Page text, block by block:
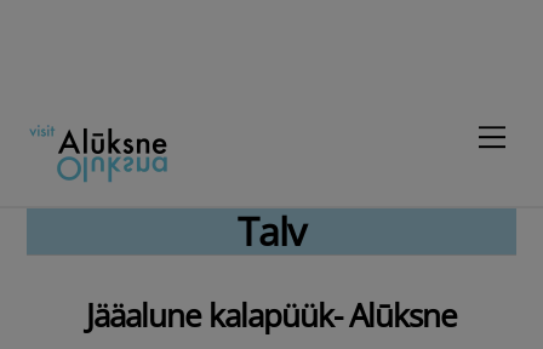
Talv
Jääalune kalapüük- Alūksne